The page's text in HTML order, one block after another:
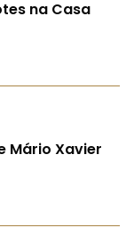
na Casa
Mário Xavier